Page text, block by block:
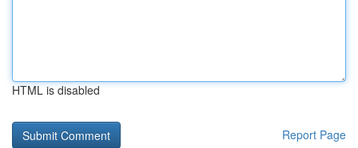
HTML is disabled
Report Page